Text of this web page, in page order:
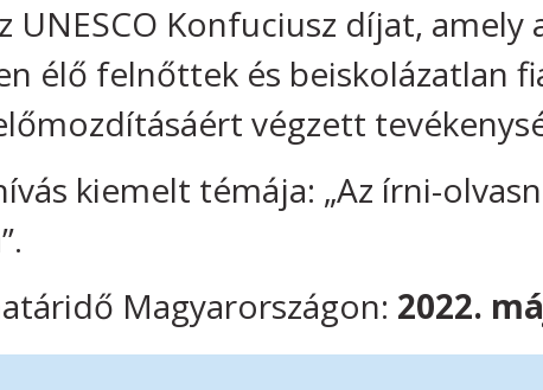
UNESCO Konfuciusz díjat,
élő felnőttek és beiskolázatlan
végzett
kiemelt témája: „Az írni-
Magyarországon: 2022.